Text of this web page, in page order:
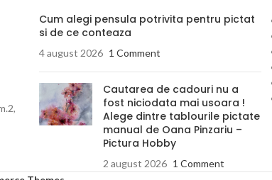
Cum alegi pensula potrivita pentru pictat
si de ce conteaza
4 august 2026 1 Comment
Cautarea de cadouri nu a
fost niciodata mai usoara !
Alege dintre tablourile pictate
manual de Oana Pinzariu –
Pictura Hobby
2 august 2026 1 Comment